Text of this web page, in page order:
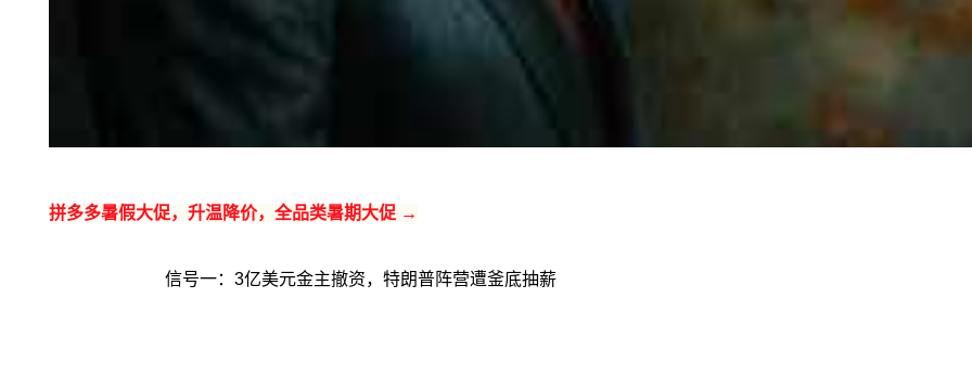
拼多多暑假大促，升温降价，全品类暑期大促 →
信号一：3亿美元金主撤资，特朗普阵营遭釜底抽薪